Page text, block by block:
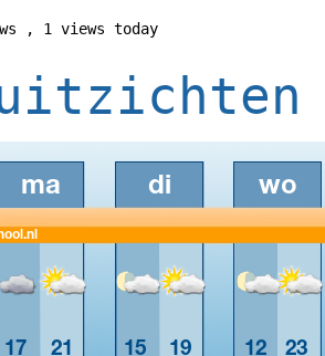
, 1 views today